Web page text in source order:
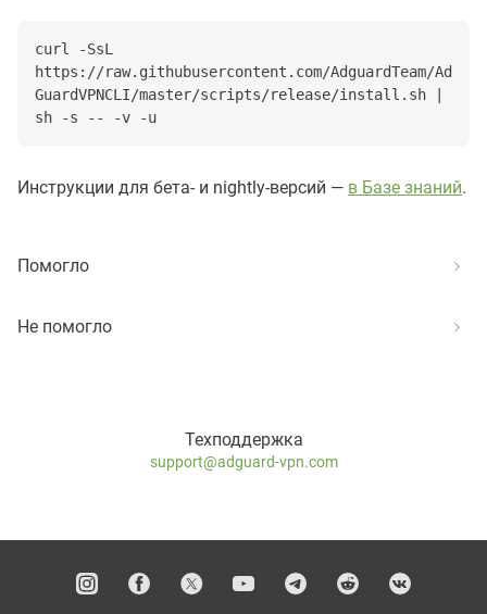
curl -SsL
https://raw.githubusercontent.com/AdguardTeam/Ad
GuardVPNCLI/master/scripts/release/install.sh |
sh -s -- -v -u
Инструкции для бета- и nightly-версий — в Базе знаний.
Помогло
Не помогло
Техподдержка
support@adguard-vpn.com